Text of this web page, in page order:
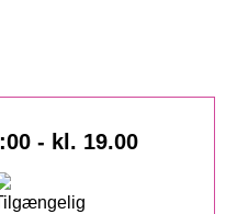
- kl. 19.00